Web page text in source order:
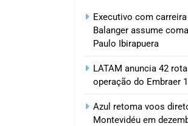
Executivo com
Balanger assume
Paulo Ibirapuera
LATAM anuncia 42
operação do Embraer
Azul retoma voos
Montevidéu em